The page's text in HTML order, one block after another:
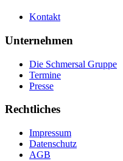
Kontakt
Unternehmen
Die Schmersal Gruppe
Termine
Presse
Rechtliches
Impressum
Datenschutz
AGB